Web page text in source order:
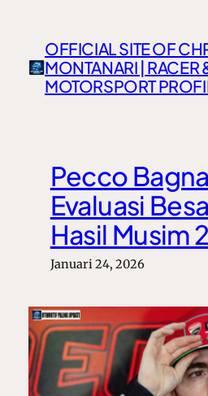
kontenOFFICIAL SITE OF
MONTANARI | RACER
MOTORSPORT
Pecco
Evaluasi
Hasil Musim
Januari 24, 2026